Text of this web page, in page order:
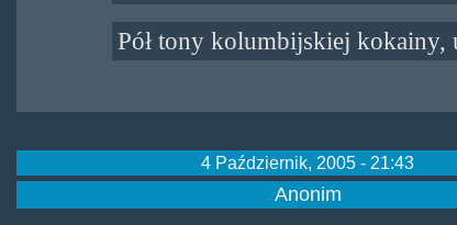
Pół tony kolumbijskiej kokainy,
4 Październik, 2005 - 21:43
Anonim